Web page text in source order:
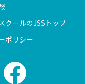
クールのJSSトップ
ポリシー